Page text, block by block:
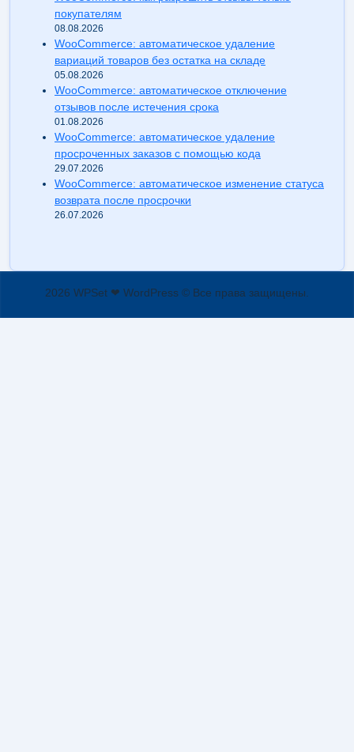
покупателям
08.08.2026
WooCommerce: автоматическое удаление
вариаций товаров без остатка на складе
05.08.2026
WooCommerce: автоматическое отключение
отзывов после истечения срока
01.08.2026
WooCommerce: автоматическое удаление
просроченных заказов с помощью кода
29.07.2026
WooCommerce: автоматическое изменение статуса
возврата после просрочки
26.07.2026
2026 WPSet ❤ WordPress © Все права защищены.